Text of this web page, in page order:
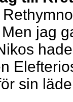
jag
sin